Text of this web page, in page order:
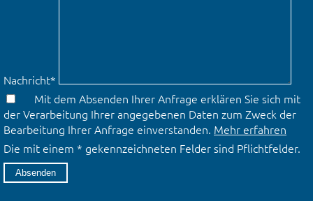
Nachricht*
Mit dem Absenden Ihrer Anfrage erklären Sie sich mit
der Verarbeitung Ihrer angegebenen Daten zum Zweck der
Bearbeitung Ihrer Anfrage einverstanden. Mehr erfahren
Die mit einem * gekennzeichneten Felder sind Pflichtfelder.
Absenden